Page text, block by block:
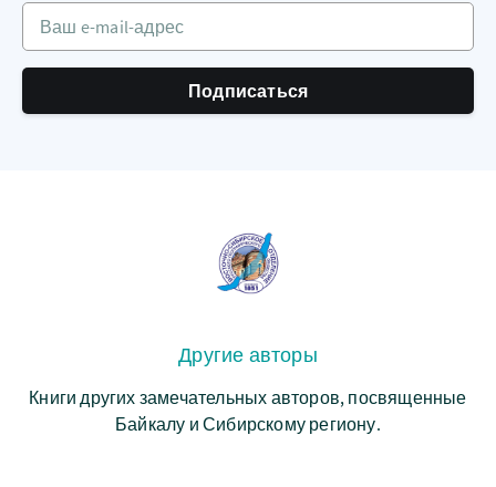
Ваш e-mail-адрес
Подписаться
Другие авторы
Книги других замечательных авторов, посвященные
Байкалу и Сибирскому региону.